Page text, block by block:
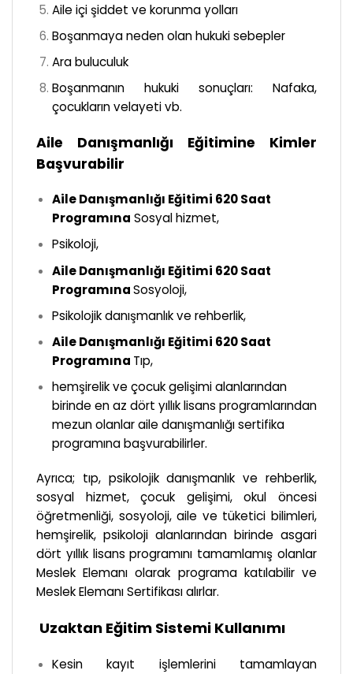
Aile içi şiddet ve korunma yolları
Boşanmaya neden olan hukuki sebepler
Ara buluculuk
Boşanmanın hukuki sonuçları: Nafaka,
çocukların velayeti vb.
Aile Danışmanlığı Eğitimine Kimler
Başvurabilir
Aile Danışmanlığı Eğitimi 620 Saat
Programına Sosyal hizmet,
Psikoloji,
Aile Danışmanlığı Eğitimi 620 Saat
ProgramınaSosyoloji,
Psikolojik danışmanlık ve rehberlik,
Aile Danışmanlığı Eğitimi 620 Saat
Programına Tıp,
hemşirelik ve çocuk gelişimi alanlarından
birinde en az dört yıllık lisans programlarından
mezun olanlar aile danışmanlığı sertifika
programına başvurabilirler.
Ayrıca; tıp, psikolojik danışmanlık ve rehberlik,
sosyal hizmet, çocuk gelişimi, okul öncesi
öğretmenliği, sosyoloji, aile ve tüketici bilimleri,
hemşirelik, psikoloji alanlarından birinde asgari
dört yıllık lisans programını tamamlamış olanlar
Meslek Elemanı olarak programa katılabilir ve
Meslek Elemanı Sertifikası alırlar.
Uzaktan Eğitim Sistemi Kullanımı
Kesin kayıt işlemlerini tamamlayan